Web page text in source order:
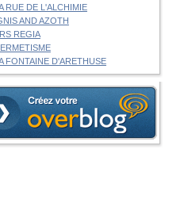
RUE DE L'ALCHIMIE
AND AZOTH
REGIA
FONTAINE D'ARETHUSE